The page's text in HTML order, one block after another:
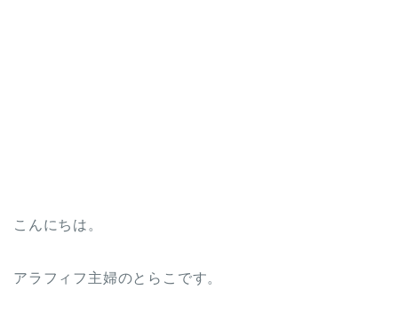
こんにちは。
アラフィフ主婦のとらこです。